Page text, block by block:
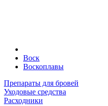
Воск
Воскоплавы
Препараты для бровей
Уходовые средства
Расходники